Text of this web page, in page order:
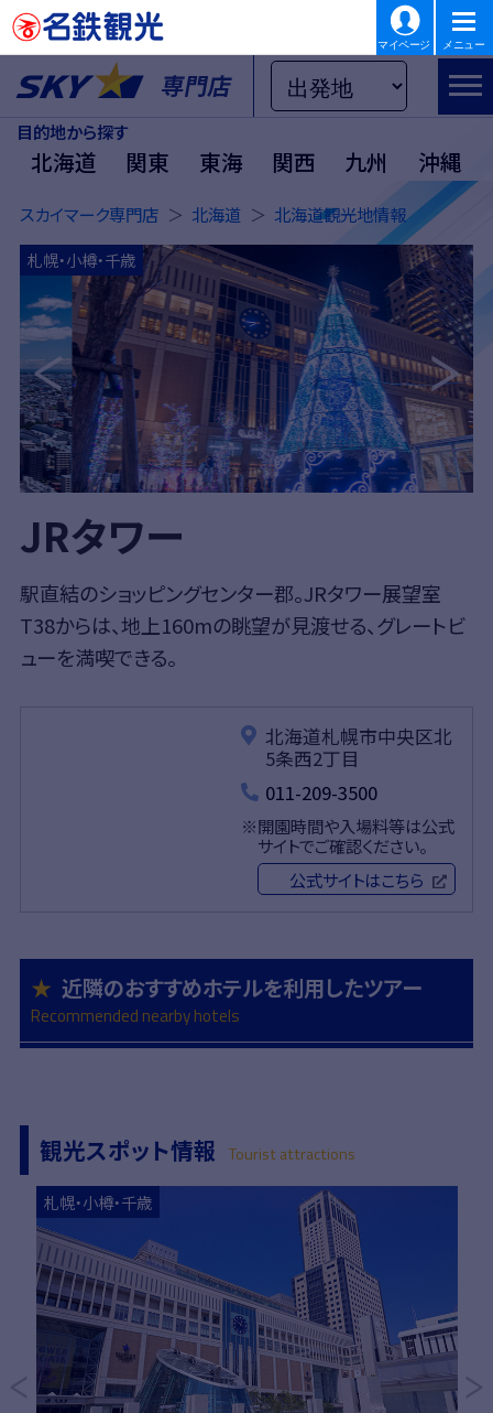
マイページ メニュー
目的地から探す
北海道 関東 東海 関西 九州 沖縄
スカイマーク専門店 北海道 北海道観光地情報
Previous
札幌・小樽・千歳
JRタワー
駅直結のショッピングセンター郡。JRタワー展望室
T38からは、地上160mの眺望が見渡せる、グレートビ
ューを満喫できる。
北海道札幌市中央区北
5条西2丁目
011-209-3500
開園時間や入場料等は公式
サイトでご確認ください。
公式サイトはこちら
近隣のおすすめホテルを利用したツアー
Recommended nearby hotels
観光スポット情報 Tourist attractions
Previous
詳細はこちら
札幌・小樽・千歳